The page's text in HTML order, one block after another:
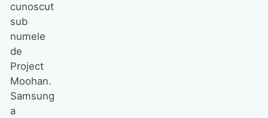
cunoscut
sub
numele
de
Project
Moohan.
Samsung
a